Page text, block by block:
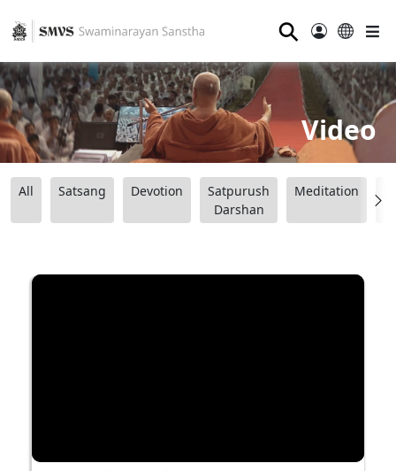
⚲
Video
All Satsang Devotion
Satpurush
Darshan
Meditation